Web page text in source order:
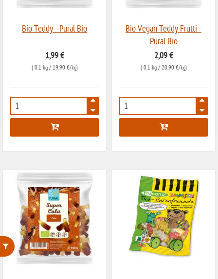
Bio Teddy - Pural Bio
1,99 €
( 0,1 kg/ 19,90 €/kg)
407
Bio Vegan Teddy Frutti -
Pural Bio
2,09 €
( 0,1 kg/ 20,90 €/kg)
408